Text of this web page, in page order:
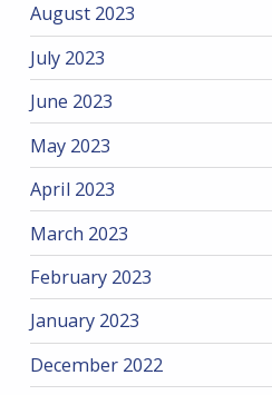
August 2023
July 2023
June 2023
May 2023
April 2023
March 2023
February 2023
January 2023
December 2022